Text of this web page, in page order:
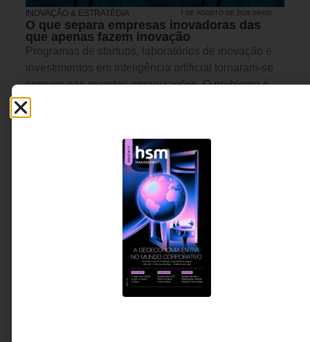
INOVAÇÃO & ESTRATÉGIA 7 DE AGOSTO DE 2026 09H00
O que separa empresas inovadoras das
que apenas fazem inovação
Programas de startups, laboratórios de inovação e
investimentos em inteligência artificial tornaram-se
comuns nas grandes organizações. O problema é
que poucas conseguem transformar experimentação
em resultado de negócio. O artigo discute como
externo em decisões estratégicas capazes de gerar
crescimento, adaptação e vantagem competitiva.
Roberta Barros - Gerente de
Strategy, Innovation &
7 MINUTOS MIN DE LEITURA